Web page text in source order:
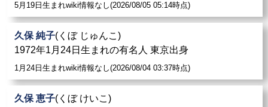
5月19日生まれwiki情報なし(2026/08/05 05:14時点)
久保 純子(くぼ じゅんこ)
1972年1月24日生まれの有名人 東京出身
1月24日生まれwiki情報なし(2026/08/04 03:37時点)
久保 恵子(くぼ けいこ)